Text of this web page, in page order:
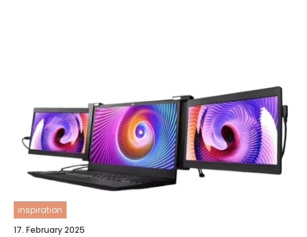
inspiration
17. February 2025